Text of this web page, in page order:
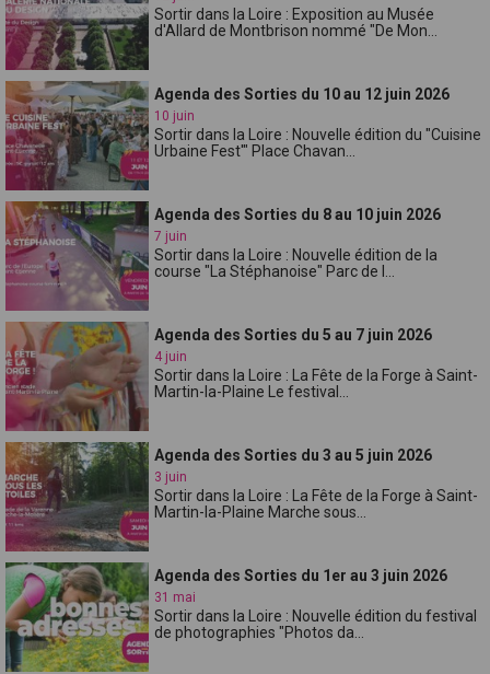
Sortir dans la Loire : Exposition au Musée
d'Allard de Montbrison nommé "De Mon...
Agenda des Sorties du 10 au 12 juin 2026
10 juin
Sortir dans la Loire : Nouvelle édition du "Cuisine
Urbaine Fest'" Place Chavan...
Agenda des Sorties du 8 au 10 juin 2026
7 juin
Sortir dans la Loire : Nouvelle édition de la
course "La Stéphanoise" Parc de l...
Agenda des Sorties du 5 au 7 juin 2026
4 juin
Sortir dans la Loire : La Fête de la Forge à Saint-
Martin-la-Plaine Le festival...
Agenda des Sorties du 3 au 5 juin 2026
3 juin
Sortir dans la Loire : La Fête de la Forge à Saint-
Martin-la-Plaine Marche sous...
Agenda des Sorties du 1er au 3 juin 2026
31 mai
Sortir dans la Loire : Nouvelle édition du festival
de photographies "Photos da...